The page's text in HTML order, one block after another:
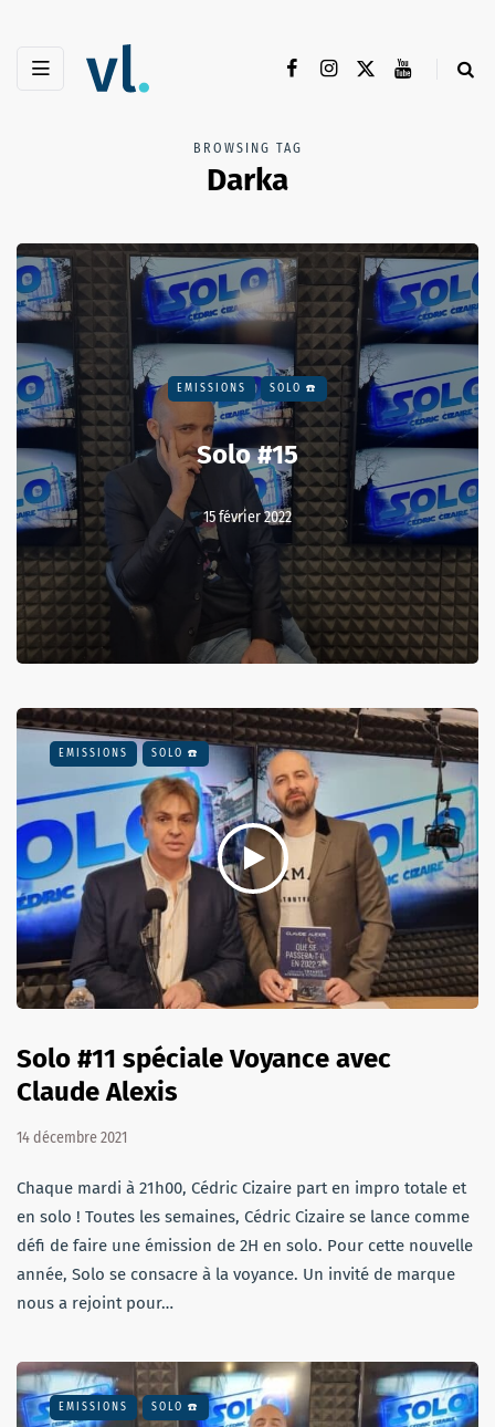
BROWSING TAG
Darka
EMISSIONS SOLO ☎️
Solo #15
15 février 2022
EMISSIONS SOLO ☎️
Solo #11 spéciale Voyance avec
Claude Alexis
14 décembre 2021
Chaque mardi à 21h00, Cédric Cizaire part en impro totale et
en solo ! Toutes les semaines, Cédric Cizaire se lance comme
défi de faire une émission de 2H en solo. Pour cette nouvelle
année, Solo se consacre à la voyance. Un invité de marque
nous a rejoint pour…
EMISSIONS SOLO ☎️